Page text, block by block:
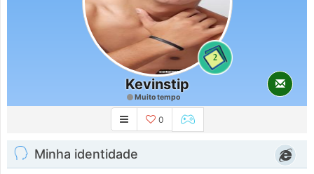
2
Kevinstip
Muito tempo
0
Minha identidade